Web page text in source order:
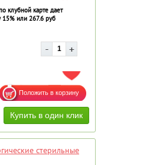
клубной карте дает
15% или 267.6 руб
ДОБАВИТЬ В ИЗБРАННОЕ
стерильные